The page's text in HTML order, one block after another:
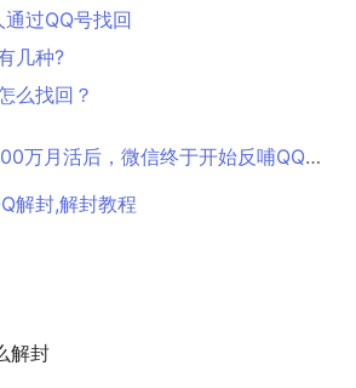
过QQ号找回
几种?
么找回？
万月活后，微信终于开始反哺QQ了？
解封,解封教程
解封